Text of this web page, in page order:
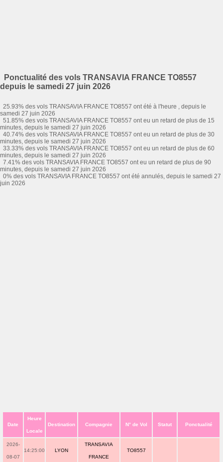
Ponctualité des vols TRANSAVIA FRANCE TO8557
depuis le samedi 27 juin 2026
25.93% des vols TRANSAVIA FRANCE TO8557 ont été à l'heure , depuis le
samedi 27 juin 2026
51.85% des vols TRANSAVIA FRANCE TO8557 ont eu un retard de plus de 15
minutes, depuis le samedi 27 juin 2026
40.74% des vols TRANSAVIA FRANCE TO8557 ont eu un retard de plus de 30
minutes, depuis le samedi 27 juin 2026
33.33% des vols TRANSAVIA FRANCE TO8557 ont eu un retard de plus de 60
minutes, depuis le samedi 27 juin 2026
7.41% des vols TRANSAVIA FRANCE TO8557 ont eu un retard de plus de 90
minutes, depuis le samedi 27 juin 2026
0% des vols TRANSAVIA FRANCE TO8557 ont été annulés, depuis le samedi 27
juin 2026
Date
Heure
Locale
Destination Compagnie N° de Vol Statut Ponctualité
2026-
08-07
14:25:00 LYON
TRANSAVIA
FRANCE
TO8557